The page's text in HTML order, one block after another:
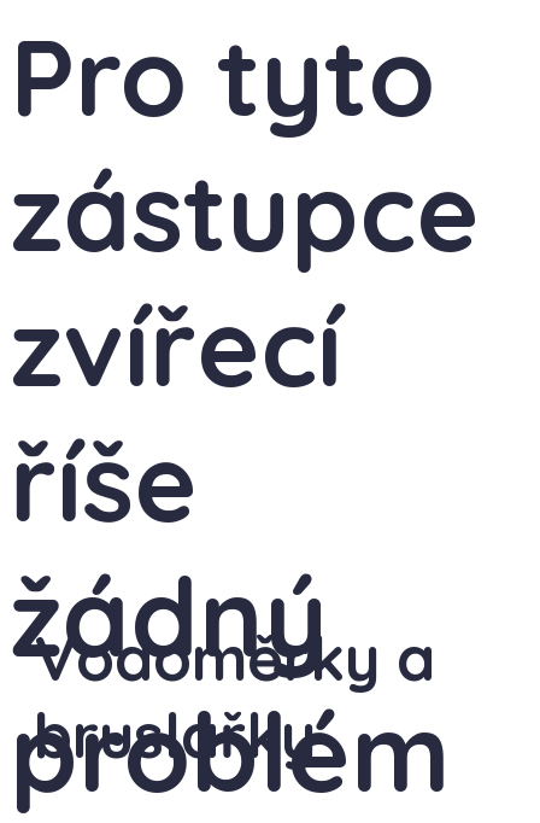
Pro tyto
zástupce
zvířecí
říše
žádný
problém
Vodoměrky a
bruslařky